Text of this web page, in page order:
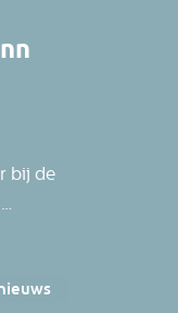
bij de